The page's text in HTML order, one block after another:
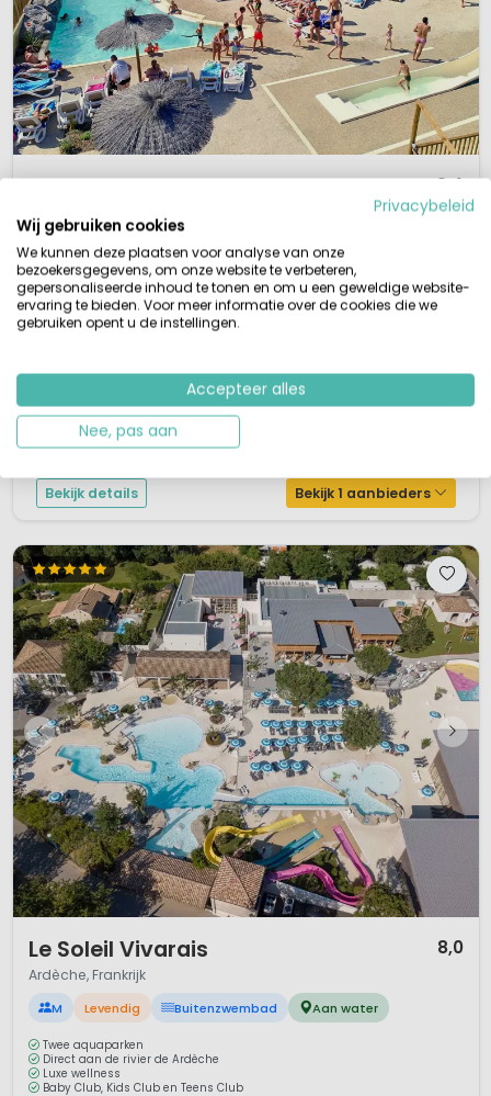
Les Arches 8,4
S Klein & Groen Buitenzwembad Aan water
Gezinscamping met eigen meertje
Rust, ruimte en water
Hoogseizoen, petit restaurant, gezellig terras
Diverse leuke restaurants in buurt
Ardèche staat bekend om het gunstige klimaat, mooie en ruige natuur.
Midden in deze mooie streek ligt deze gastvrije camping, waar Marleen en
Patrick hun gasten meer dan welkom heten. Het riviertje, waaraan de
camping ligt, zorgt voor ontzettend veel speel- en zw...
Bekijk details Bekijk 1 aanbieders
Le Soleil Vivarais 8,0
Ardèche, Frankrijk
M Levendig Buitenzwembad Aan water
Twee aquaparken
Direct aan de rivier de Ardèche
Luxe wellness
Baby Club, Kids Club en Teens Club
Privacybeleid
Wij gebruiken cookies
We kunnen deze plaatsen voor analyse van onze
bezoekersgegevens, om onze website te verbeteren,
gepersonaliseerde inhoud te tonen en om u een geweldige website-
ervaring te bieden. Voor meer informatie over de cookies die we
gebruiken opent u de instellingen.
Accepteer alles
Nee, pas aan